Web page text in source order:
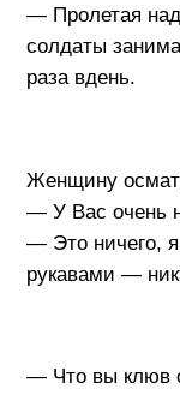
— Пролетая
солдаты
раза вдень.
Женщину
— У Вас очень
— Это ничего,
рукавами —
— Что вы клюв